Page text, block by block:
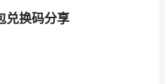
兑换码分享